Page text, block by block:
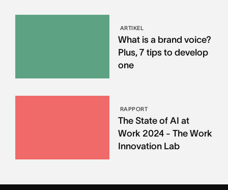
ARTIKEL
What is a brand voice?
Plus, 7 tips to develop
one
RAPPORT
The State of AI at
Work 2024 - The Work
Innovation Lab